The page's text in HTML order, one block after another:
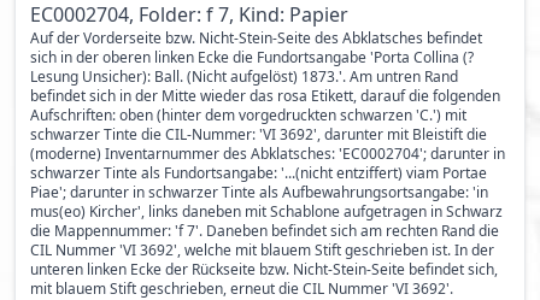
EC0002704, Folder: f 7, Kind: Papier
Auf der Vorderseite bzw. Nicht-Stein-Seite des Abklatsches befindet
sich in der oberen linken Ecke die Fundortsangabe 'Porta Collina (?
Lesung Unsicher): Ball. (Nicht aufgelöst) 1873.'. Am untren Rand
befindet sich in der Mitte wieder das rosa Etikett, darauf die folgenden
Aufschriften: oben (hinter dem vorgedruckten schwarzen 'C.') mit
schwarzer Tinte die CIL-Nummer: 'VI 3692', darunter mit Bleistift die
(moderne) Inventarnummer des Abklatsches: 'EC0002704'; darunter in
schwarzer Tinte als Fundortsangabe: '...(nicht entziffert) viam Portae
Piae'; darunter in schwarzer Tinte als Aufbewahrungsortsangabe: 'in
mus(eo) Kircher', links daneben mit Schablone aufgetragen in Schwarz
die Mappennummer: 'f 7'. Daneben befindet sich am rechten Rand die
CIL Nummer 'VI 3692', welche mit blauem Stift geschrieben ist. In der
unteren linken Ecke der Rückseite bzw. Nicht-Stein-Seite befindet sich,
mit blauem Stift geschrieben, erneut die CIL Nummer 'VI 3692'.